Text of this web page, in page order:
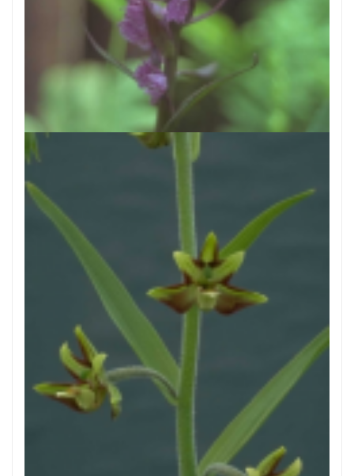
Rietorchis
Dactylorhiza majalis subsp. praetermissa
Wespenorchis
Epipactis veratrifolia